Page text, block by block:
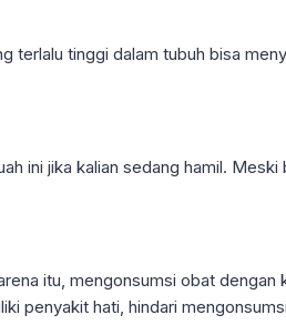
tinggi dalam tubuh bisa
ini jika kalian sedang hamil.
itu, mengonsumsi obat
penyakit hati, hindari